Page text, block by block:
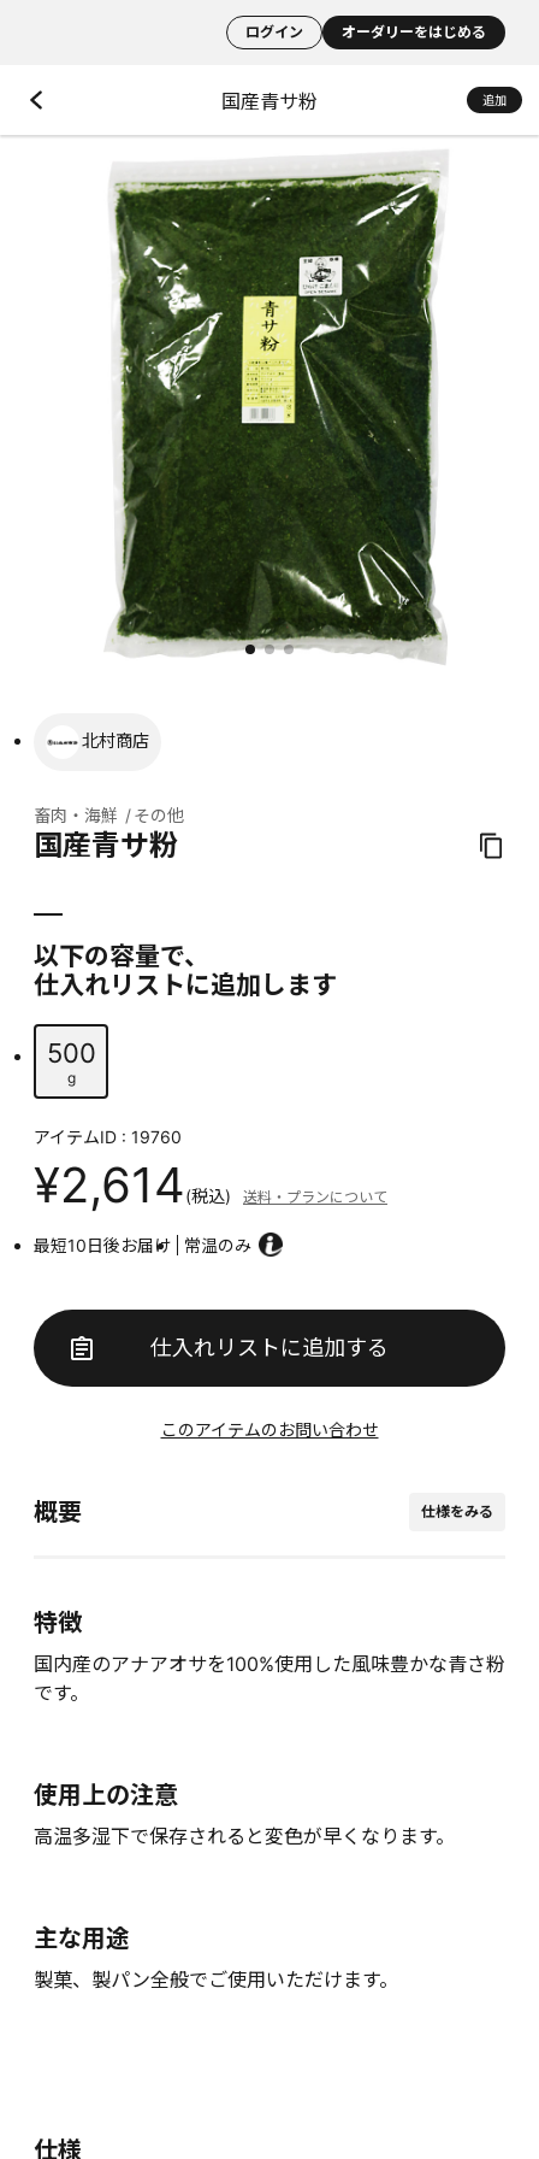
ログイン オーダリーをはじめる
国産青サ粉 追加
北村商店
畜肉・海鮮 その他
国産青サ粉
以下の容量で、
仕入れリストに追加します
500
g
アイテムID : 19760
¥2,614(税込) 送料・プランについて
最短10日後お届け 常温のみ
仕入れリストに追加する
このアイテムのお問い合わせ
概要 仕様をみる
特徴
国内産のアナアオサを100%使用した風味豊かな青さ粉
です。
使用上の注意
高温多湿下で保存されると変色が早くなります。
主な用途
製菓、製パン全般でご使用いただけます。
仕様